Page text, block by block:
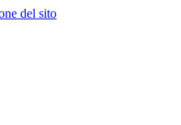
del sito